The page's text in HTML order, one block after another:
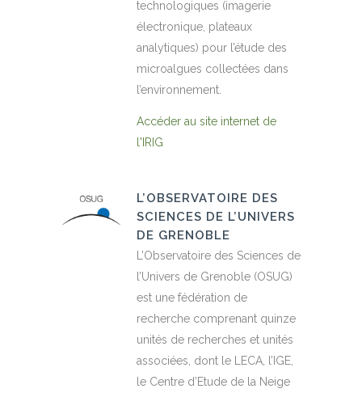
technologiques (imagerie
électronique, plateaux
analytiques) pour l’étude des
microalgues collectées dans
l’environnement.
Accéder au site internet de
l'IRIG
L’OBSERVATOIRE DES
SCIENCES DE L’UNIVERS
DE GRENOBLE
L’Observatoire des Sciences de
l’Univers de Grenoble (OSUG)
est une fédération de
recherche comprenant quinze
unités de recherches et unités
associées, dont le LECA, l’IGE,
le Centre d’Etude de la Neige